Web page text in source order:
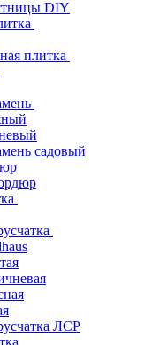
DIY
плитка
садовый
ЛСР